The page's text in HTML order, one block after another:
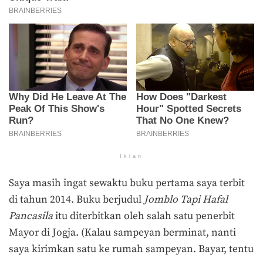
Iklan
Saya masih ingat sewaktu buku pertama saya terbit
di tahun 2014. Buku berjudul Jomblo Tapi Hafal
Pancasilaitu diterbitkan oleh salah satu penerbit
Mayor di Jogja. (Kalau sampeyan berminat, nanti
saya kirimkan satu ke rumah sampeyan. Bayar, tentu